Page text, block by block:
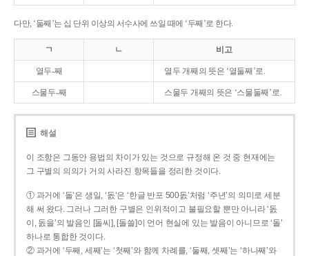
다만, ‘둘째’는 십 단위 이상의 서수사에 쓰일 때에 ‘두째’로 한다.
ㄱ ㄴ 비고
열두-째 열두 개째의 뜻은 ‘열둘째’로.
스물두-째 스물두 개째의 뜻은 ‘스물둘째’로.
해설
이 조항은 그동안 용법의 차이가 있는 것으로 규정해 온 것 중 현재에는
그 구별의 의의가 거의 사라진 항목들을 정리한 것이다.
① 과거에 ‘돌’은 생일, ‘돐’은 ‘한글 반포 500돐’처럼 ‘주년’의 의미로 세분
해 써 왔다. 그러나 그러한 구별은 인위적이고 불필요할 뿐만 아니라 ‘돐
이, 돐을’의 발음인 [돌씨], [돌쓸]이 언어 현실에 있는 발음이 아니므로 ‘돌’
하나로 통합한 것이다.
② 과거에 ‘두째, 세째’는 ‘첫째’와 함께 차례를, ‘둘째, 셋째’는 ‘하나째’와